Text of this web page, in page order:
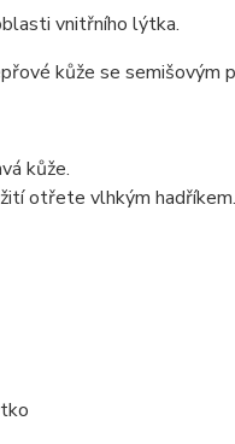
vnitřního lýtka.
kůže se semišovým
kůže.
otřete vlhkým